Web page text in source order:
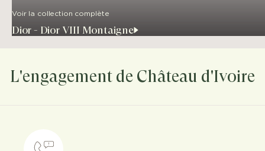
Voir la collection complète
Dior - Dior VIII Montaigne
L'engagement de Château d'Ivoire